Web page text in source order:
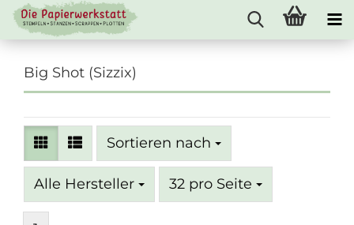
Big Shot (Sizzix)
Sortieren nach
Sortieren nach
Alle Hersteller 32 pro Seite
pro Seite